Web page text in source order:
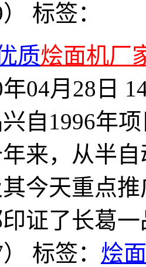
标签：
质烩面机厂
04月28日
自1996年
来，从半
今天重点
证了长葛
标签： 烩